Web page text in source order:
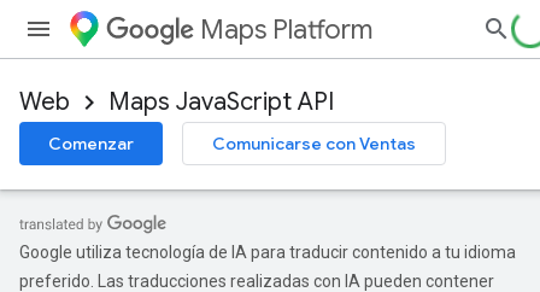
Maps Platform
Web Maps JavaScript API
Comenzar Comunicarse con Ventas
Google utiliza tecnología de IA para traducir contenido a tu idioma
preferido. Las traducciones realizadas con IA pueden contener